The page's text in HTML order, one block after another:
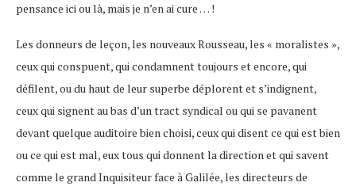
pensance ici ou là, mais je n’en ai cure … !
Les donneurs de leçon, les nouveaux Rousseau, les « moralistes »,
ceux qui conspuent, qui condamnent toujours et encore, qui
défilent, ou du haut de leur superbe déplorent et s’indignent,
ceux qui signent au bas d’un tract syndical ou qui se pavanent
devant quelque auditoire bien choisi, ceux qui disent ce qui est bien
ou ce qui est mal, eux tous qui donnent la direction et qui savent
comme le grand Inquisiteur face à Galilée, les directeurs de